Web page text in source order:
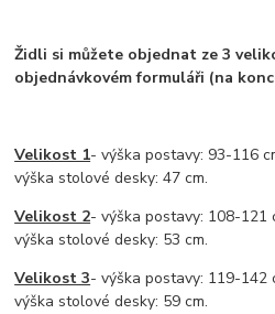
Židli si můžete objednat ze 3
objednávkovém formuláři (na
Velikost 1- výška postavy: 93-116
výška stolové desky: 47 cm.
Velikost 2- výška postavy: 108-121
výška stolové desky: 53 cm.
Velikost 3- výška postavy: 119-142
výška stolové desky: 59 cm.